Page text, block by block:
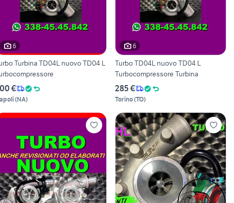
6
Turbina TD04L nuovo TD04 L
€
(NA)
6
Turbo TD04L nuovo TD04 L
Turbocompressore Turbina
285 €
Torino(TO)